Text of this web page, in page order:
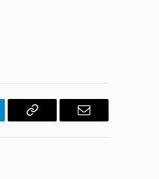
Copiar
E-